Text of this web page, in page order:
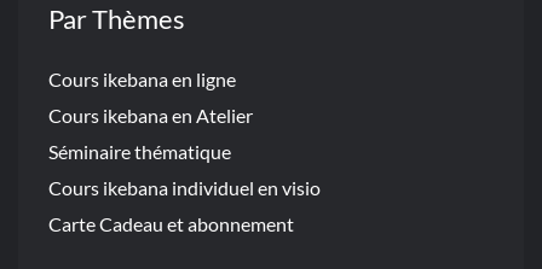
Par Thèmes
Cours ikebana en ligne
Cours ikebana en Atelier
Séminaire thématique
Cours ikebana individuel en visio
Carte Cadeau et abonnement